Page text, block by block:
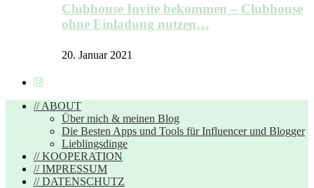
Clubhouse Invite bekommen – Clubhouse
ohne Einladung nutzen…
20. Januar 2021
// ABOUT
Über mich & meinen Blog
Die Besten Apps und Tools für Influencer und Blogger
Lieblingsdinge
// KOOPERATION
// IMPRESSUM
// DATENSCHUTZ